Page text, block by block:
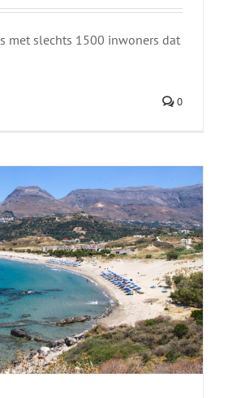
met slechts 1500 inwoners dat
0